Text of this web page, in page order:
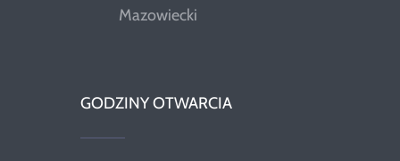
Mazowiecki
GODZINY OTWARCIA